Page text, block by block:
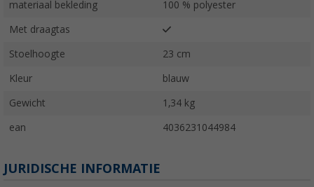
materiaal bekleding 100 % polyester
Met draagtas
Stoelhoogte 23 cm
Kleur blauw
Gewicht 1,34 kg
ean 4036231044984
JURIDISCHE INFORMATIE